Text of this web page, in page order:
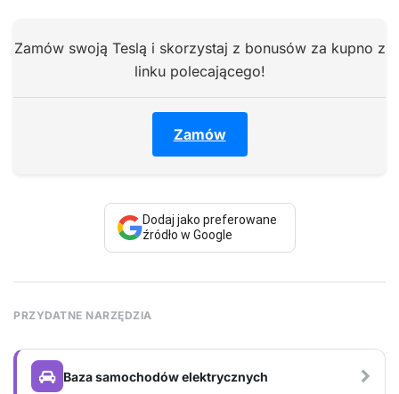
Zamów swoją Teslą i skorzystaj z bonusów za kupno z
linku polecającego!
Zamów
Dodaj jako preferowane
źródło w Google
PRZYDATNE NARZĘDZIA
Baza samochodów elektrycznych